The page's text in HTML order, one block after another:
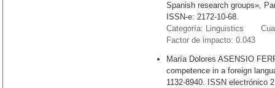
Spanish research groups»,
ISSN-e: 2172-10-68.
Categoría: Linguistics
Factor de impacto: 0.043
María Dolores ASENSIO
competence in a foreign
1132-8940. ISSN electrónico